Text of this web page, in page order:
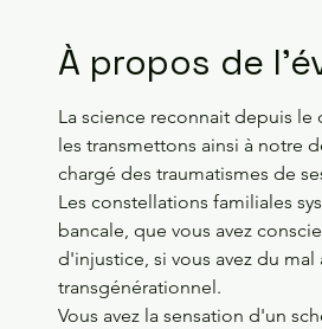
À propos de
La science reconnait depuis
les transmettons ainsi à notre
chargé des traumatismes de
Les constellations familiales
bancale, que vous avez
d'injustice, si vous avez du
transgénérationnel.
Vous avez la sensation d'un